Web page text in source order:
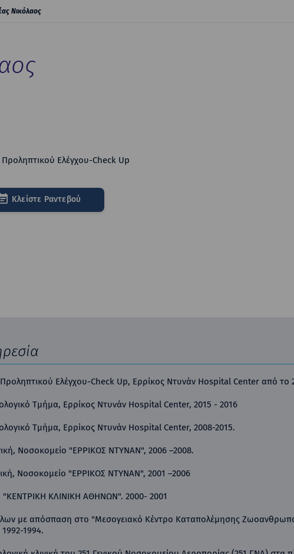
Νικόλαος
Ελέγχου-Check Up
Κλείστε Ραντεβού
Ελέγχου-Check Up, Ερρίκος Ντυνάν Hospital Center από το
Τμήμα, Ερρίκος Ντυνάν Hospital Center, 2015 - 2016
Τμήμα, Ερρίκος Ντυνάν Hospital Center, 2008-2015.
Νοσοκομείο "ΕΡΡΙΚΟΣ ΝΤΥΝΑΝ", 2006 –2008.
Νοσοκομείο "ΕΡΡΙΚΟΣ ΝΤΥΝΑΝ", 2001 –2006
"ΚΕΝΤΡΙΚΗ ΚΛΙΝΙΚΗ ΑΘΗΝΩΝ". 2000- 2001
με απόσπαση στο "Μεσογειακό Κέντρο Καταπολέμησης
1994.